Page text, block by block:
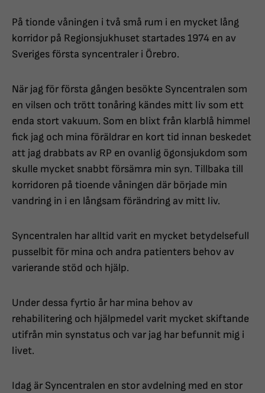
På tionde våningen i två små rum i en mycket lång
korridor på Regionsjukhuset startades 1974 en av
Sveriges första syncentraler i Örebro.
När jag för första gången besökte Syncentralen som
en vilsen och trött tonåring kändes mitt liv som ett
enda stort vakuum. Som en blixt från klarblå himmel
fick jag och mina föräldrar en kort tid innan beskedet
att jag drabbats av RP en ovanlig ögonsjukdom som
skulle mycket snabbt försämra min syn. Tillbaka till
korridoren på tioende våningen där började min
vandring in i en långsam förändring av mitt liv.
Syncentralen har alltid varit en mycket betydelsefull
pusselbit för mina och andra patienters behov av
varierande stöd och hjälp.
Under dessa fyrtio år har mina behov av
rehabilitering och hjälpmedel varit mycket skiftande
utifrån min synstatus och var jag har befunnit mig i
livet.
Idag är Syncentralen en stor avdelning med en stor